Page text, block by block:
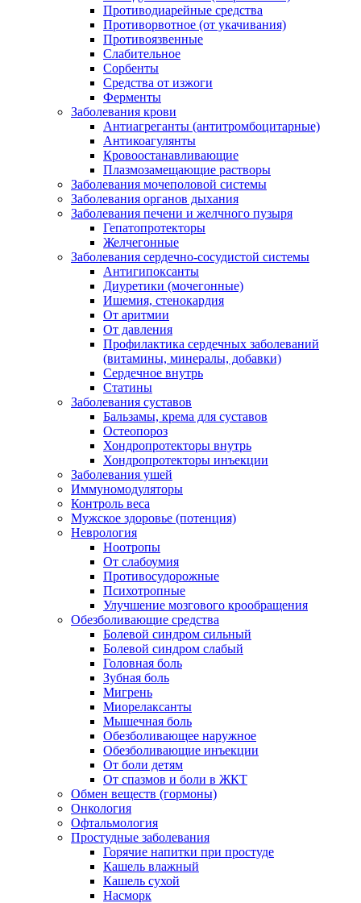
Противодиарейные средства
Противорвотное (от укачивания)
Противоязвенные
Слабительное
Сорбенты
Средства от изжоги
Ферменты
Заболевания крови
Антиагреганты (антитромбоцитарные)
Антикоагулянты
Кровоостанавливающие
Плазмозамещающие растворы
Заболевания мочеполовой системы
Заболевания органов дыхания
Заболевания печени и желчного пузыря
Гепатопротекторы
Желчегонные
Заболевания сердечно-сосудистой системы
Антигипоксанты
Диуретики (мочегонные)
Ишемия, стенокардия
От аритмии
От давления
Профилактика сердечных заболеваний
(витамины, минералы, добавки)
Сердечное внутрь
Статины
Заболевания суставов
Бальзамы, крема для суставов
Остеопороз
Хондропротекторы внутрь
Хондропротекторы инъекции
Заболевания ушей
Иммуномодуляторы
Контроль веса
Мужское здоровье (потенция)
Неврология
Ноотропы
От слабоумия
Противосудорожные
Психотропные
Улучшение мозгового крообращения
Обезболивающие средства
Болевой синдром сильный
Болевой синдром слабый
Головная боль
Зубная боль
Мигрень
Миорелаксанты
Мышечная боль
Обезболивающее наружное
Обезболивающие инъекции
От боли детям
От спазмов и боли в ЖКТ
Обмен веществ (гормоны)
Онкология
Офтальмология
Простудные заболевания
Горячие напитки при простуде
Кашель влажный
Кашель сухой
Насморк